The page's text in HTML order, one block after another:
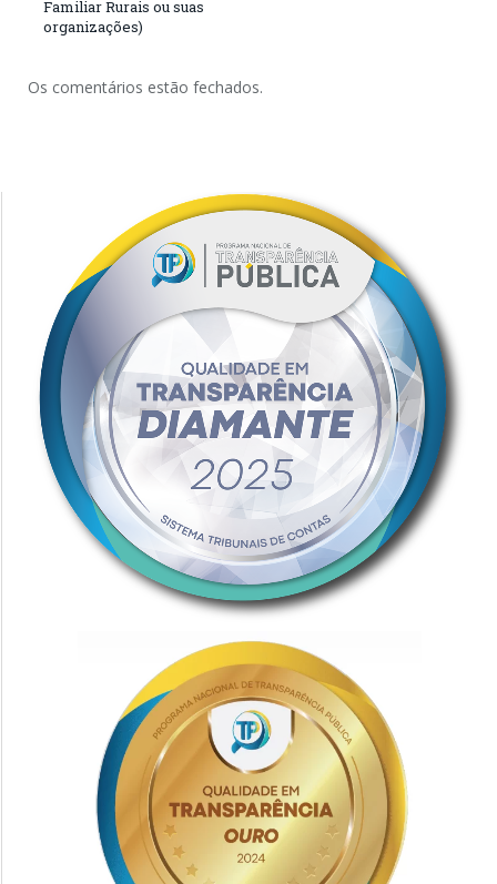
Familiar Rurais ou suas
organizações)
Os comentários estão fechados.